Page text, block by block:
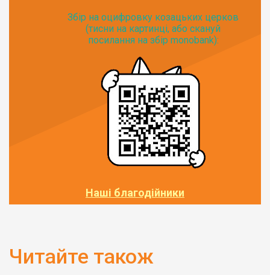
Збір на оцифровку козацьких церков
(тисни на картинці, або скануй
посилання на збір monobank):
Наші благодійники
Читайте також